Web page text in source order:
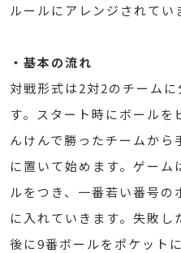
ルールにアレンジされてい
・基本の流れ
対戦形式は2対2のチーム
す。スタート時にボールを
んけんで勝ったチームから
に置いて始めます。ゲーム
ルをつき、一番若い番号の
に入れていきます。失敗
後に9番ボールをポケット